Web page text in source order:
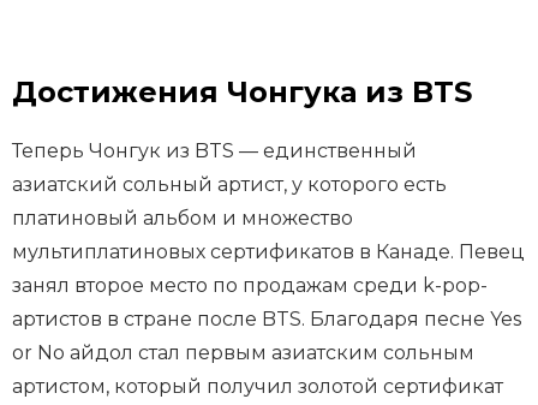
Достижения Чонгука из BTS
Теперь Чонгук из BTS — единственный
азиатский сольный артист, у которого есть
платиновый альбом и множество
мультиплатиновых сертификатов в Канаде. Певец
занял второе место по продажам среди k-pop-
артистов в стране после BTS. Благодаря песне Yes
or No айдол стал первым азиатским сольным
артистом, который получил золотой сертификат